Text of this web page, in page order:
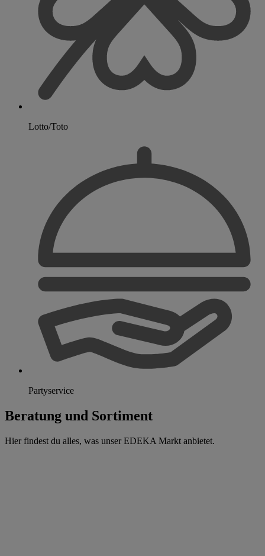
Lotto/Toto
Partyservice
Beratung und Sortiment
Hier findest du alles, was unser EDEKA Markt anbietet.